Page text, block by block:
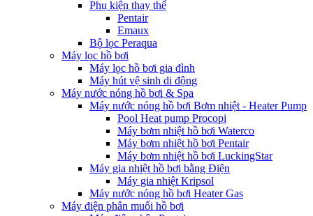
Phụ kiện thay thế
Pentair
Emaux
Bộ lọc Peraqua
Máy lọc hồ bơi
Máy lọc hồ bơi gia đình
Máy hút vệ sinh di động
Máy nước nóng hồ bơi & Spa
Máy nước nóng hồ bơi Bơm nhiệt - Heater Pump
Pool Heat pump Procopi
Máy bơm nhiệt hồ bơi Waterco
Máy bơm nhiệt hồ bơi Pentair
Máy bơm nhiệt hồ bơi LuckingStar
Máy gia nhiệt hồ bơi bằng Điện
Máy gia nhiệt Kripsol
Máy nước nóng hồ bơi Heater Gas
Máy điện phân muối hồ bơi